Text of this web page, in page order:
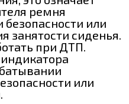
ремня
или
занятости сиденья.
при ДТП.
или